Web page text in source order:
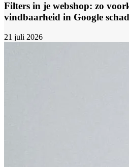
Filters in je webshop: zo
vindbaarheid in Google
21 juli 2026